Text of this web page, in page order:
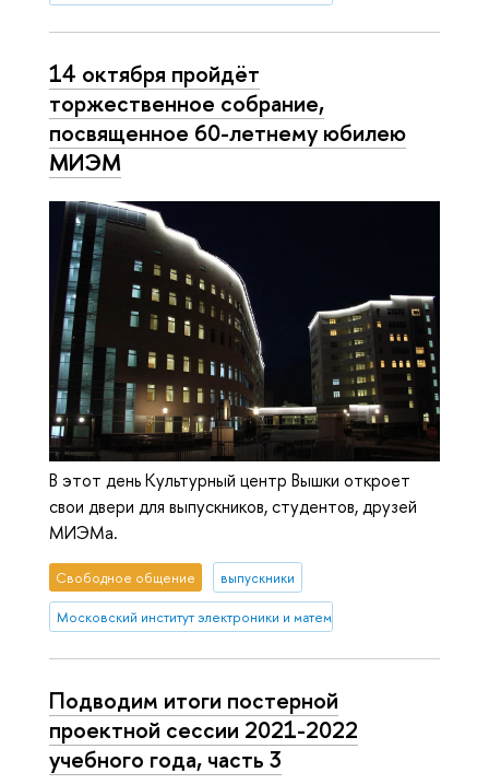
14 октября пройдёт
торжественное собрание,
посвященное 60-летнему юбилею
МИЭМ
В этот день Культурный центр Вышки откроет
свои двери для выпускников, студентов, друзей
МИЭМа.
Свободное общение выпускники
Московский институт электроники и математики им. А.Н. Тихонова
Подводим итоги постерной
проектной сессии 2021-2022
учебного года, часть 3